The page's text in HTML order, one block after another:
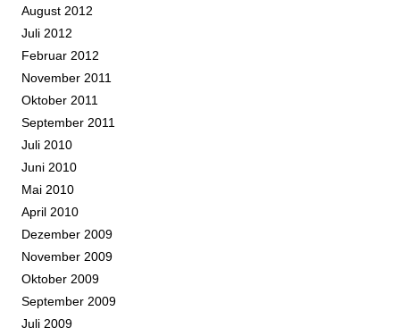
August 2012
Juli 2012
Februar 2012
November 2011
Oktober 2011
September 2011
Juli 2010
Juni 2010
Mai 2010
April 2010
Dezember 2009
November 2009
Oktober 2009
September 2009
Juli 2009